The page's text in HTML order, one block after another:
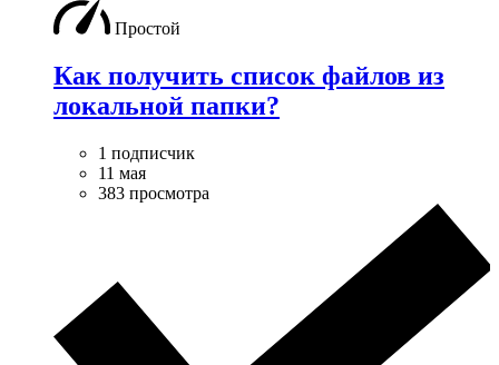
Простой
Как получить список файлов из
локальной папки?
1 подписчик
11 мая
383 просмотра